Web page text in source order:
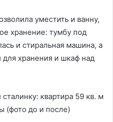
уместить и ванну,
хранение: тумбу под
и стиральная машина, а
хранения и шкаф над